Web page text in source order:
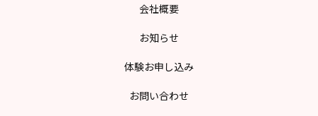
会社概要
お知らせ
体験お申し込み
お問い合わせ